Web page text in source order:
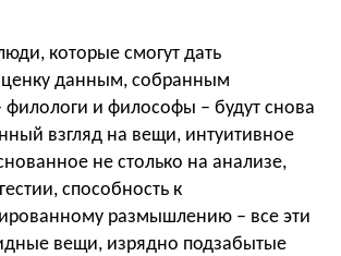
которые смогут дать
данным, собранным
и философы – будут снова
взгляд на вещи, интуитивное
не столько на анализе,
способность к
размышлению – все эти
вещи, изрядно подзабытые